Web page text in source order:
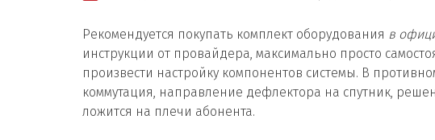
Рекомендуется покупать комплект оборудования в
инструкции от провайдера, максимально просто
произвести настройку компонентов системы. В
коммутация, направление дефлектора на спутник,
ложится на плечи абонента.